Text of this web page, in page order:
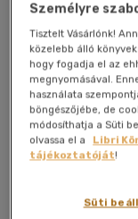
Belehallgatok
Személyre
Tisztelt Vásárlónk!
közelebb álló
hogy fogadja el az
megnyomásával.
használata
böngészőjébe, de
módosíthatja a Süti
olvassa el a
Libri
tájékoztatóját!
Süti